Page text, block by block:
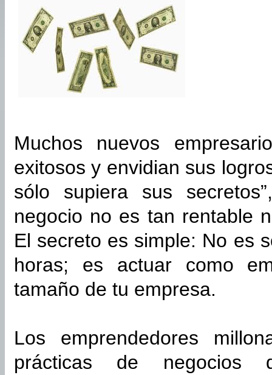
Muchos nuevos
exitosos y envidian sus
sólo supiera sus
negocio no es tan rentable
El secreto es simple: No es
horas; es actuar como
tamaño de tu empresa.
Los emprendedores
prácticas de negocios